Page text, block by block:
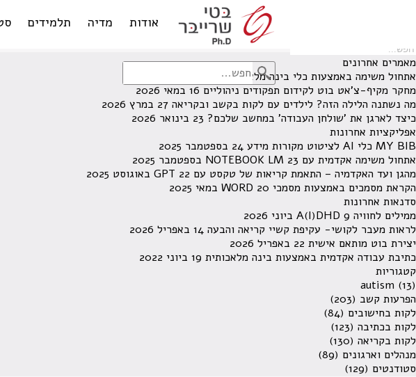
אודות מדיה תלמידים
לא נמצאו תוצאות תחת קטגוריה זו.
מחפש משהו מסויים? השתמש בחיפוש
מאמרים אחרונים
אתחול משימה באמצעות כלי בינה מלאכותית
מחקר מקיף-צ'אט בוט לקידום תפקודים ניהוליים 16 במאי 2026
מה נשתנה הלילה הזה? לילדים עם לקות בקשב ובקריאה 27 במרץ 2026
כיצד לארגן את 'שולחן העבודה' במחשב שלכם? 23 בינואר 2026
אפליקציות אחרונות
MY BIB כלי AI לציטוט מקורות מידע
24 בספטמבר 2025
אתחול משימה אקדמית עם NOTEBOOK LM 23 בספטמבר 2025
מהגן ועד האקדמיה – התאמת קריאות של טקסט עם GPT 22 באוגוסט 2025
הקראת מסמכים באמצעות מסמכי WORD 20 במאי 2025
סדנאות אחרונות
ממילים לחוויה A(I)DHD 9 ביוני 2026
לראות מעבר לקושי- עקיפת קשיי קריאה והבעה 14 באפריל 2026
יצירת בוט מותאם אישית 22 באפריל 2026
כתיבת עבודה אקדמית באמצעות בינה מלאכותית 19 ביוני 2022
קטגוריות
autism (13)
הפרעות קשב (203)
לקות בחישובים (84)
לקות בכתיבה (123)
לקות בקריאה (130)
מנהלים וארגונים (89)
סטודנטים (129)